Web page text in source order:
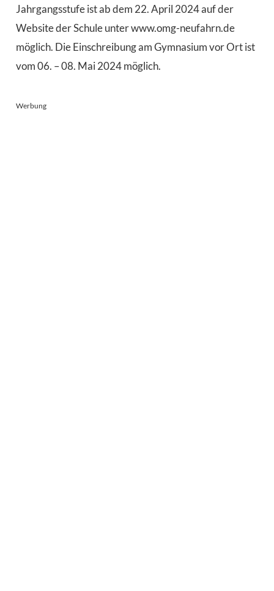
Jahrgangsstufe ist ab dem 22. April 2024 auf der
Website der Schule unter www.omg-neufahrn.de
möglich. Die Einschreibung am Gymnasium vor Ort ist
vom 06. – 08. Mai 2024 möglich.
Werbung